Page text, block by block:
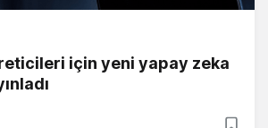
için yeni yapay zeka